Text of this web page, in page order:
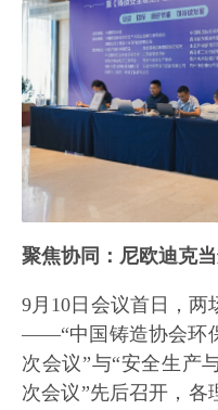
聚焦协同：尼欧迪克
9月10日会议首日，两
——“中国铸造协会环
次会议”与“安全生产
次会议”先后召开，各